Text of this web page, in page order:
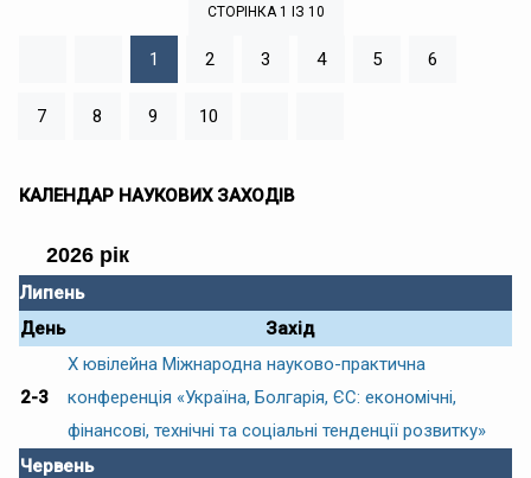
СТОРІНКА 1 ІЗ 10
1 2 3 4 5 6
7 8 9 10
КАЛЕНДАР НАУКОВИХ ЗАХОДІВ
2026 рік
Липень
День
Захід
2-3
Х ювілейна Міжнародна науково-практична
конференція «Україна, Болгарія, ЄС: економічні,
фінансові, технічні та соціальні тенденції розвитку»
Червень